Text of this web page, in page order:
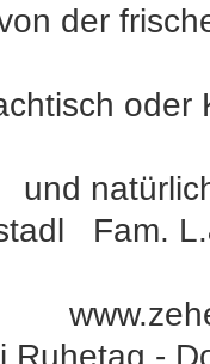
der
oder
und
Fam.
Ruhetag -